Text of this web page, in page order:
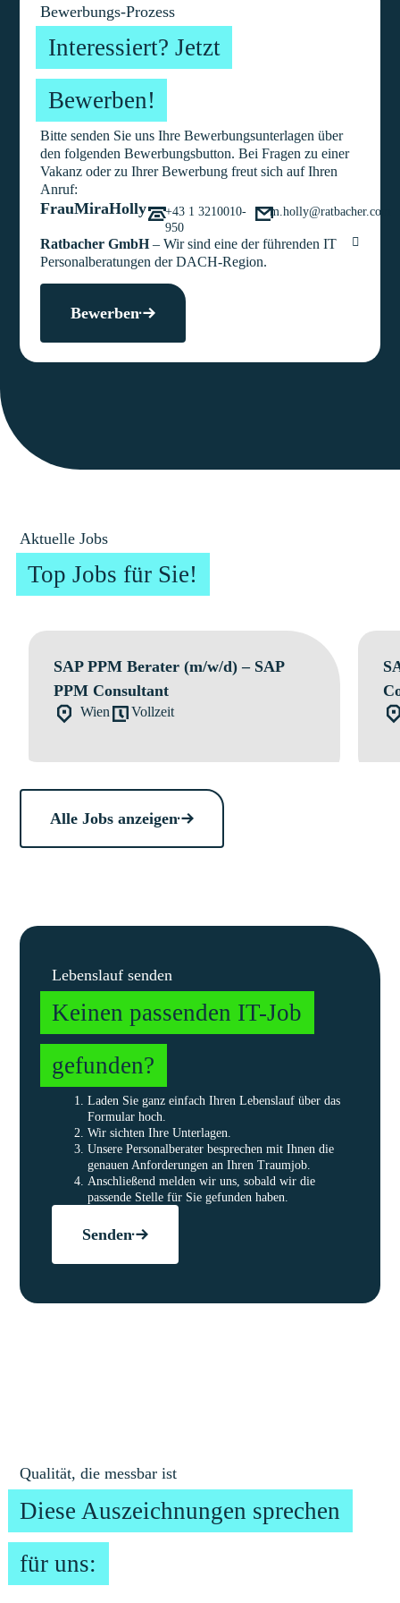
Bewerbungs-Prozess
Interessiert? Jetzt
Bewerben!
Bitte senden Sie uns Ihre Bewerbungsunterlagen über
den folgenden Bewerbungsbutton. Bei Fragen zu einer
Vakanz oder zu Ihrer Bewerbung freut sich auf Ihren
Anruf:
FrauMiraHolly
+43 1 3210010-
950
m.holly@ratbacher.com
Ratbacher GmbH– Wir sind eine der führenden IT
Personalberatungen der DACH-Region.
Bewerben
Aktuelle Jobs
Top Jobs für Sie!
SAP PPM Berater (m/w/d) – SAP
PPM Consultant
Wien Vollzeit
Alle Jobs anzeigen
Lebenslauf senden
Keinen passenden IT-Job
gefunden?
Laden Sie ganz einfach Ihren Lebenslauf über das
Formular hoch.
Wir sichten Ihre Unterlagen.
Unsere Personalberater besprechen mit Ihnen die
genauen Anforderungen an Ihren Traumjob.
Anschließend melden wir uns, sobald wir die
passende Stelle für Sie gefunden haben.
Senden
Qualität, die messbar ist
Diese Auszeichnungen sprechen
für uns: